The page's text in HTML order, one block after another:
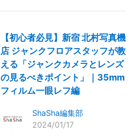
【初心者必見】新宿 北村写真機
店 ジャンクフロアスタッフが教
える「ジャンクカメラとレンズ
の見るべきポイント」｜35mm
フィルム一眼レフ編
ShaSha編集部
2024/01/17